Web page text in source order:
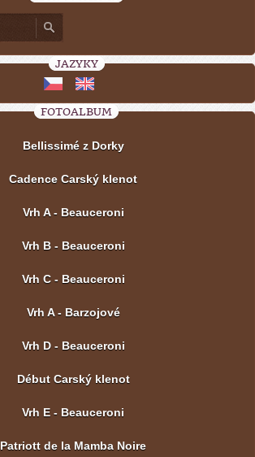
JAZYKY
FOTOALBUM
Bellissimé z Dorky
Cadence Carský klenot
Vrh A - Beauceroni
Vrh B - Beauceroni
Vrh C - Beauceroni
Vrh A - Barzojové
Vrh D - Beauceroni
Début Carský klenot
Vrh E - Beauceroni
Patriott de la Mamba Noire